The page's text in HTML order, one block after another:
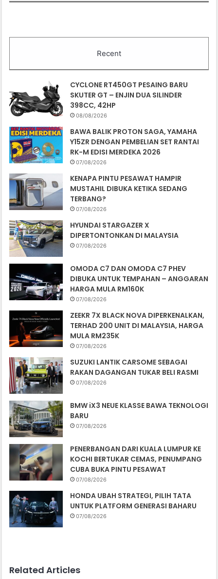
Recent
CYCLONE RT450GT PESAING BARU
SKUTER GT – ENJIN DUA SILINDER
398CC, 42HP
08/08/2026
BAWA BALIK PROTON SAGA, YAMAHA
Y15ZR DENGAN PEMBELIAN SET RANTAI
RK-M EDISI MERDEKA 2026
07/08/2026
KENAPA PINTU PESAWAT HAMPIR
MUSTAHIL DIBUKA KETIKA SEDANG
TERBANG?
07/08/2026
HYUNDAI STARGAZER X
DIPERTONTONKAN DI MALAYSIA
07/08/2026
OMODA C7 DAN OMODA C7 PHEV
DIBUKA UNTUK TEMPAHAN – ANGGARAN
HARGA MULA RM160K
07/08/2026
ZEEKR 7X BLACK NOVA DIPERKENALKAN,
TERHAD 200 UNIT DI MALAYSIA, HARGA
MULA RM235K
07/08/2026
SUZUKI LANTIK CARSOME SEBAGAI
RAKAN DAGANGAN TUKAR BELI RASMI
07/08/2026
BMW iX3 NEUE KLASSE BAWA TEKNOLOGI
BARU
07/08/2026
PENERBANGAN DARI KUALA LUMPUR KE
KOCHI BERTUKAR CEMAS, PENUMPANG
CUBA BUKA PINTU PESAWAT
07/08/2026
HONDA UBAH STRATEGI, PILIH TATA
UNTUK PLATFORM GENERASI BAHARU
07/08/2026
Related Articles